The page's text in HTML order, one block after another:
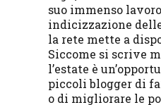
suo immenso
indicizzazione
la rete mette a
Siccome si scrive
l’estate è
piccoli blogger di
o di migliorare le